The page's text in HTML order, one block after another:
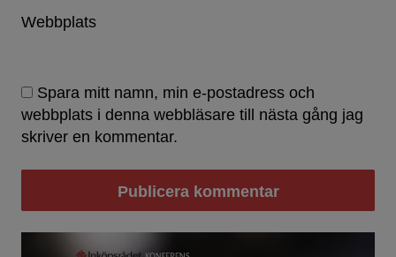
Webbplats
Spara mitt namn, min e-postadress och
webbplats i denna webbläsare till nästa gång jag
skriver en kommentar.